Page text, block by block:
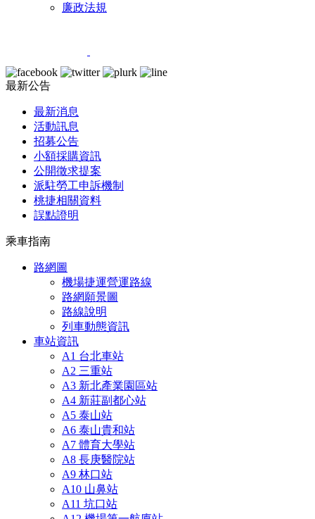
廉政法規
最新公告
最新消息
活動訊息
招募公告
小額採購資訊
公開徵求提案
派駐勞工申訴機制
桃捷相關資料
誤點證明
乘車指南
路網圖
機場捷運營運路線
路網願景圖
路線說明
列車動態資訊
車站資訊
A1 台北車站
A2 三重站
A3 新北產業園區站
A4 新莊副都心站
A5 泰山站
A6 泰山貴和站
A7 體育大學站
A8 長庚醫院站
A9 林口站
A10 山鼻站
A11 坑口站